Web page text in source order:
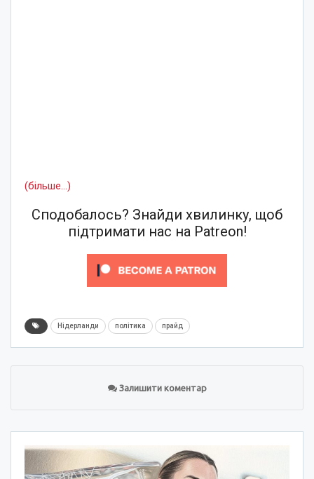
(більше…)
Сподобалось? Знайди хвилинку, щоб
підтримати нас на Patreon!
Нідерланди політика прайд
Залишити коментар